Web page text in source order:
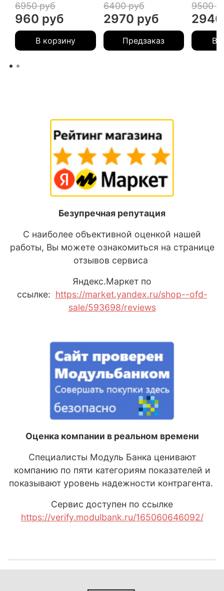
6950 руб
960 руб
В корзину
6400 руб
2970 руб
Предзаказ
9500
В
Безупречная репутация
С наиболее объективной оценкой нашей
работы, Вы можете ознакомиться на странице
отзывов сервиса
Яндекс.Маркет по
ссылке: https://market.yandex.ru/shop--ofd-
sale/593698/reviews
Оценка компании в реальном времени
Специалисты Модуль Банка ценивают
компанию по пяти категориям показателей и
показывают уровень надежности контрагента.
Сервис доступен по ссылке
https://verify.modulbank.ru/165060646092/